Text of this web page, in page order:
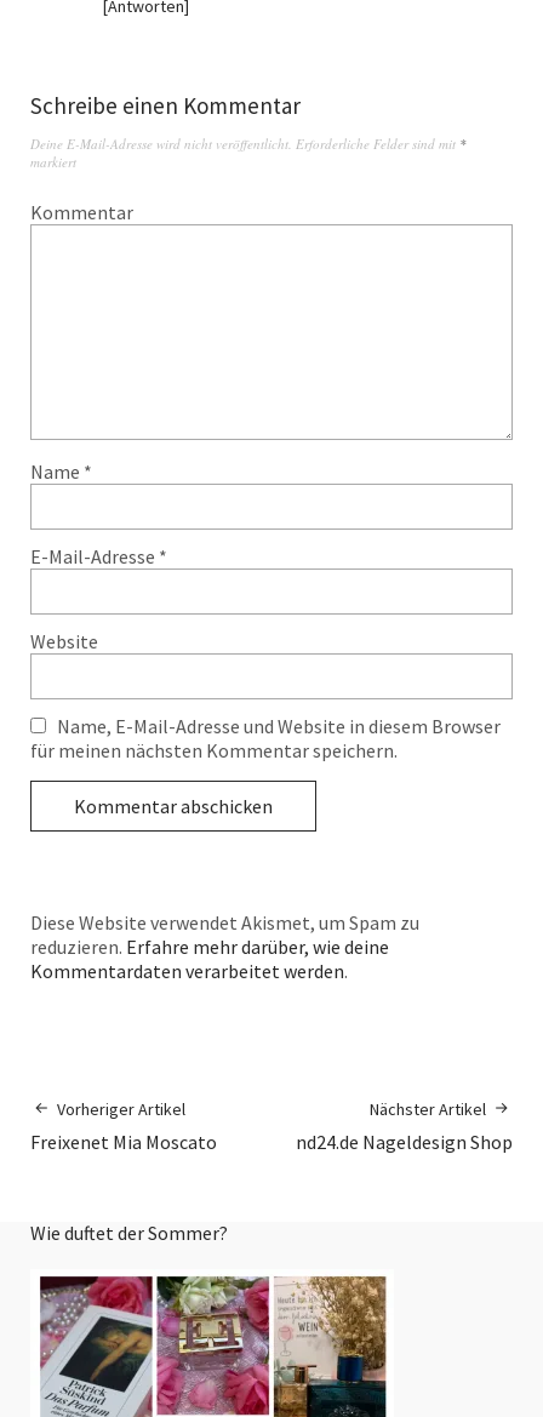
Antworten
Schreibe einen Kommentar
Deine E-Mail-Adresse wird nicht veröffentlicht. Erforderliche Felder sind mit *
markiert
Kommentar
Name *
E-Mail-Adresse *
Website
Name, E-Mail-Adresse und Website in diesem Browser
für meinen nächsten Kommentar speichern.
Diese Website verwendet Akismet, um Spam zu
reduzieren. Erfahre mehr darüber, wie deine
Kommentardaten verarbeitet werden.
Vorheriger Artikel
Freixenet Mia Moscato
Nächster Artikel
nd24.de Nageldesign Shop
Wie duftet der Sommer?